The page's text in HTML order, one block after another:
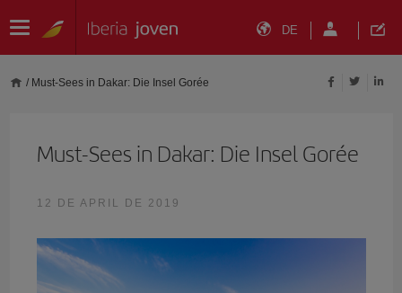
DE
/ Must-Sees in Dakar: Die Insel Gorée
Must-Sees in Dakar: Die Insel Gorée
12 DE APRIL DE 2019